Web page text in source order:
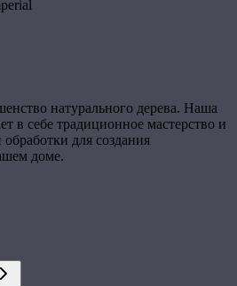
натурального дерева. Наша
в себе традиционное мастерство и
для создания
доме.